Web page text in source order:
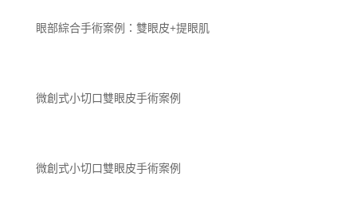
眼部綜合手術案例：雙眼皮+提眼肌
微創式小切口雙眼皮手術案例
微創式小切口雙眼皮手術案例